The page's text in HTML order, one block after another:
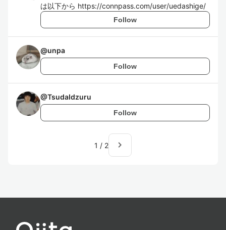
は以下から https://connpass.com/user/uedashige/
Follow
@unpa
Follow
@TsudaIdzuru
Follow
1 / 2 navigate_next